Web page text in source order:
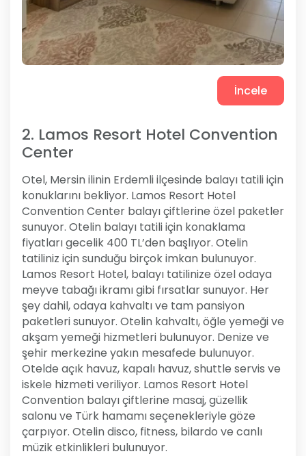
İncele
2. Lamos Resort Hotel Convention
Center
Otel, Mersin ilinin Erdemli ilçesinde balayı tatili için
konuklarını bekliyor. Lamos Resort Hotel
Convention Center balayı çiftlerine özel paketler
sunuyor. Otelin balayı tatili için konaklama
fiyatları gecelik 400 TL’den başlıyor. Otelin
tatiliniz için sunduğu birçok imkan bulunuyor.
Lamos Resort Hotel, balayı tatilinize özel odaya
meyve tabağı ikramı gibi fırsatlar sunuyor. Her
şey dahil, odaya kahvaltı ve tam pansiyon
paketleri sunuyor. Otelin kahvaltı, öğle yemeği ve
akşam yemeği hizmetleri bulunuyor. Denize ve
şehir merkezine yakın mesafede bulunuyor.
Otelde açık havuz, kapalı havuz, shuttle servis ve
iskele hizmeti veriliyor. Lamos Resort Hotel
Convention balayı çiftlerine masaj, güzellik
salonu ve Türk hamamı seçenekleriyle göze
çarpıyor. Otelin disco, fitness, bilardo ve canlı
müzik etkinlikleri bulunuyor.